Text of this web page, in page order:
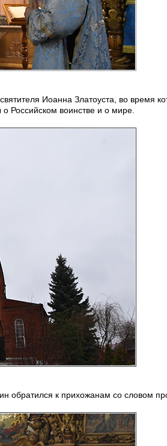
Иоанна Златоуста, во время
Российском воинстве и о мире.
обратился к прихожанам со словом